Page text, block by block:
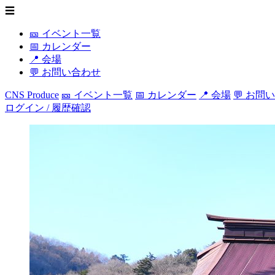
☰
🎫 イベント一覧
📅 カレンダー
📍 会場
💬 お問い合わせ
CNS Produce 🎫 イベント一覧 📅 カレンダー 📍 会場 💬 お問
ログイン / 履歴確認